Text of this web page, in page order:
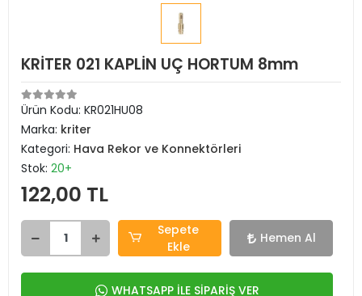
KRİTER 021 KAPLİN UÇ HORTUM 8mm
Ürün Kodu: KR021HU08
Marka: kriter
Kategori: Hava Rekor ve Konnektörleri
Stok: 20+
122,00 TL
Sepete
Ekle
Hemen Al
WHATSAPP İLE SİPARİŞ VER